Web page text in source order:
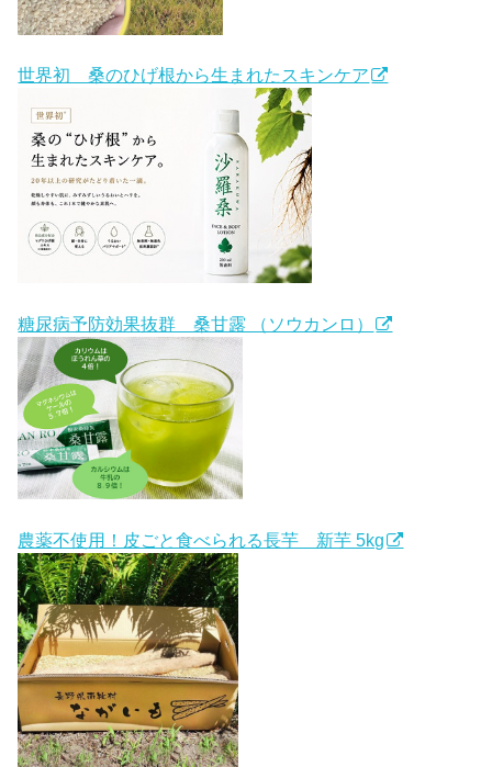
世界初 桑のひげ根から生まれたスキンケア
糖尿病予防効果抜群 桑甘露 （ソウカンロ）
農薬不使用！皮ごと食べられる長芋 新芋 5kg